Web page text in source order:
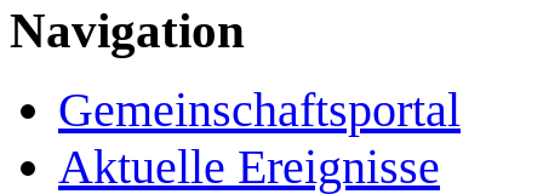
Navigation
Gemeinschafts­portal
Aktuelle Ereignisse